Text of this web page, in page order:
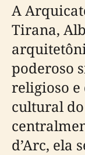
A
Tirana,
poderoso
religioso
cultural
d’Arc, ela